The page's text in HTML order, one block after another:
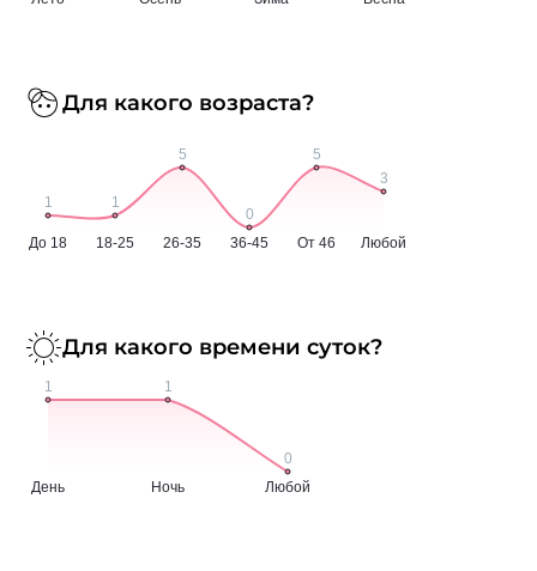
Для какого возраста?
Для какого времени суток?